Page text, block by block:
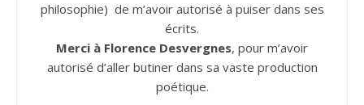
philosophie) de m’avoir autorisé à puiser dans ses
écrits.
Merci à Florence Desvergnes, pour m’avoir
autorisé d’aller butiner dans sa vaste production
poétique.